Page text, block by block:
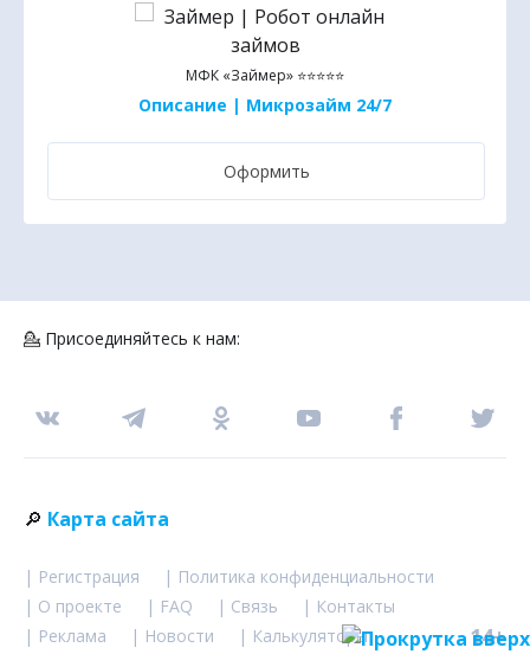
МФК «Займер» ⭐⭐⭐⭐⭐
Описание | Микрозайм 24/7
Оформить
💁 Присоединяйтесь к нам:
🔎 Карта сайта
| Регистрация
| Политика конфиденциальности
| О проекте
| FAQ | Связь
| Контакты
| Реклама
| Новости | Калькуляторы 14+